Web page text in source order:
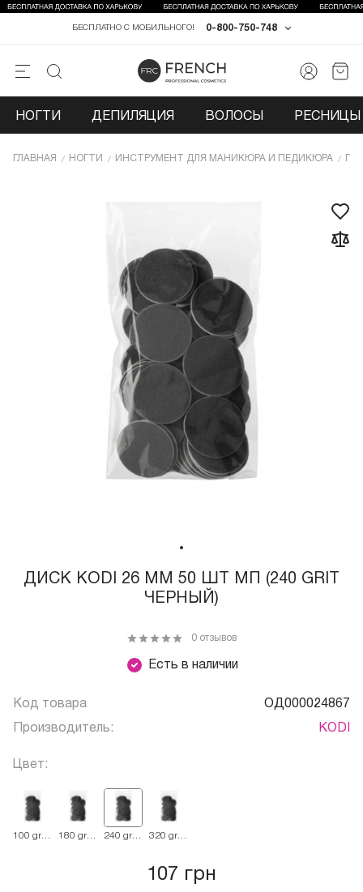
0-800-750-748
БЕСПЛАТНО С МОБИЛЬНОГО!
НОГТИ ДЕПИЛЯЦИЯ ВОЛОСЫ РЕСНИЦЫ
ГЛАВНАЯ НОГТИ ИНCТРУМЕНТ ДЛЯ МАНИКЮРА И ПЕДИКЮРА
ДИСК KODI 26 ММ 50 ШТ МП (240 GRIT
ЧЕРНЫЙ)
Есть в наличии
0 отзывов
Код товара ОД000024867
Производитель: KODI
Цвет:
100 grit
180 grit
240 grit
320 grit
107 грн